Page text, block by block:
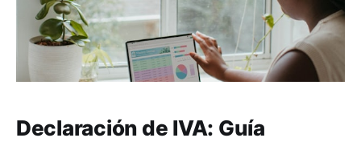
Declaración de IVA: Guía